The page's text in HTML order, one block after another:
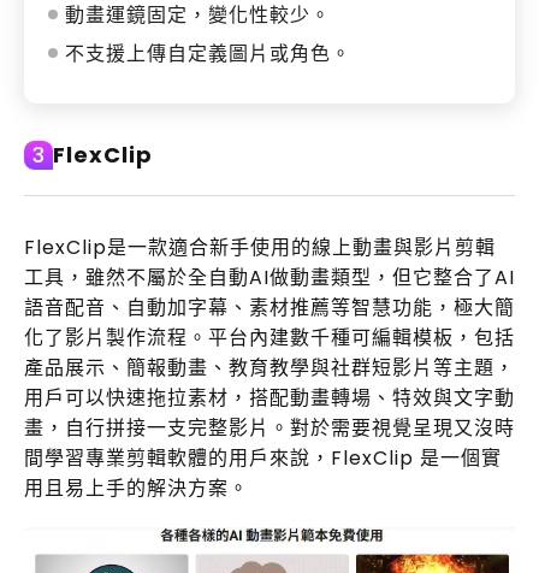
動畫運鏡固定，變化性較少。
不支援上傳自定義圖片或角色。
3 FlexClip
FlexClip是一款適合新手使用的線上動畫與影片剪輯
工具，雖然不屬於全自動AI做動畫類型，但它整合了AI
語音配音、自動加字幕、素材推薦等智慧功能，極大簡
化了影片製作流程。平台內建數千種可編輯模板，包括
產品展示、簡報動畫、教育教學與社群短影片等主題，
用戶可以快速拖拉素材，搭配動畫轉場、特效與文字動
畫，自行拼接一支完整影片。對於需要視覺呈現又沒時
間學習專業剪輯軟體的用戶來說，FlexClip 是一個實
用且易上手的解決方案。